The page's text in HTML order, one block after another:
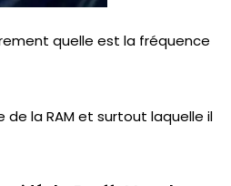
quelle est la fréquence
la RAM et surtout laquelle il